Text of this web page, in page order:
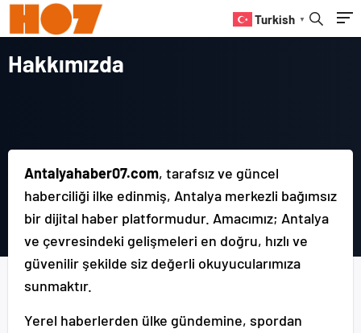
Turkish ▼
Hakkımızda
Antalyahaber07.com, tarafsız ve güncel
haberciliği ilke edinmiş, Antalya merkezli bağımsız
bir dijital haber platformudur. Amacımız; Antalya
ve çevresindeki gelişmeleri en doğru, hızlı ve
güvenilir şekilde siz değerli okuyucularımıza
sunmaktır.
Yerel haberlerden ülke gündemine, spordan